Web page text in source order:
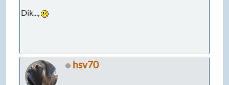
Dik...,
hsv70